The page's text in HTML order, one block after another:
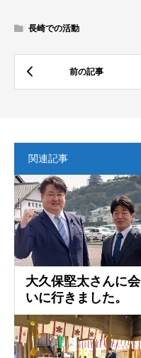
長崎での活動
関連記事
大久保堅太さんに会
いに行きました。